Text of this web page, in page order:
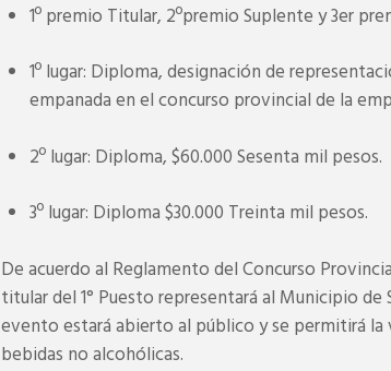
1º premio Titular, 2ºpremio Suplente y 3er
1º lugar: Diploma, designación de
empanada en el concurso provincial de la
2º lugar: Diploma, $60.000 Sesenta mil pesos.
3º lugar: Diploma $30.000 Treinta mil pesos.
De acuerdo al Reglamento del Concurso
titular del 1° Puesto representará al Municipio
evento estará abierto al público y se permitirá la
bebidas no alcohólicas.